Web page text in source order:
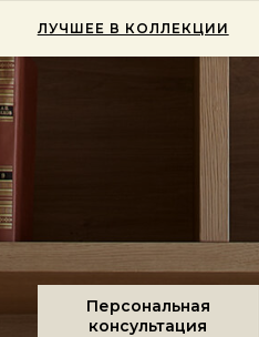
ЛУЧШЕЕ В КОЛЛЕКЦИИ
Персональная
консультация